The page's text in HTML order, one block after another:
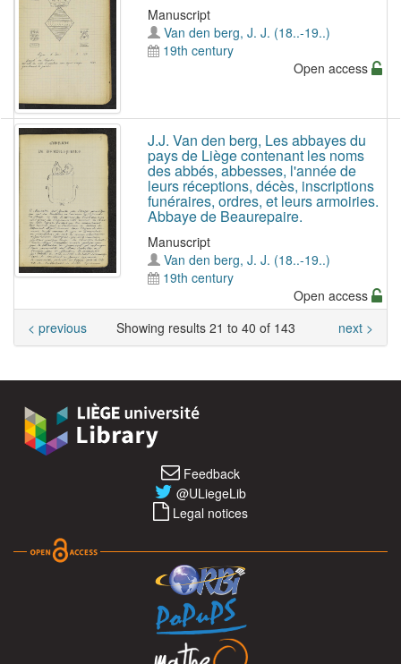
Manuscript
Van den berg, J. J. (18..-19..)
19th century
Open access
J.J. Van den berg, Les abbayes du
pays de Liège contenant les noms
des abbés, abbesses, l'année de
leurs réceptions, décès, inscriptions
funéraires, ordres, et leurs armoiries.
Abbaye de Beaurepaire.
Manuscript
Van den berg, J. J. (18..-19..)
19th century
Open access
Showing results 21 to 40 of 143
< previous next >
Feedback
@ULiegeLib
Legal notices